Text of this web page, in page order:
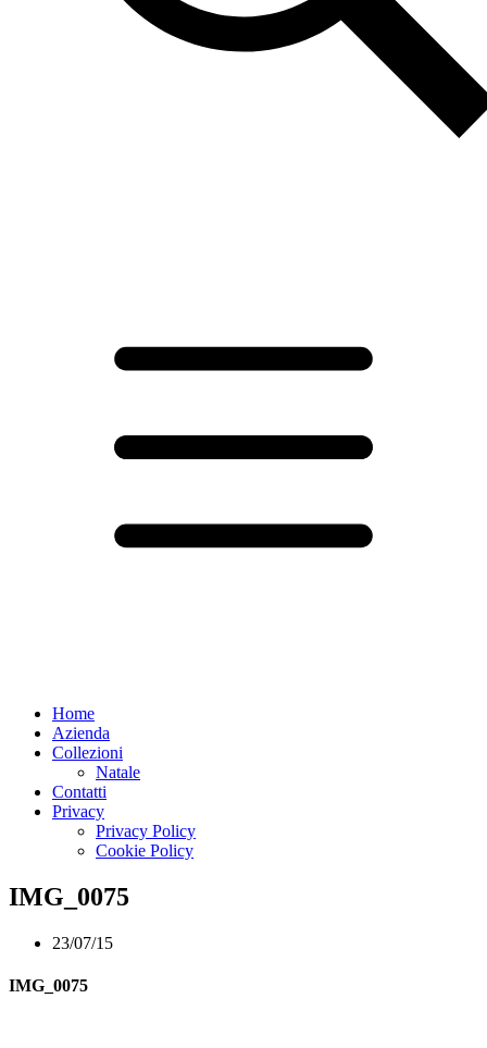
Home
Azienda
Collezioni
Natale
Contatti
Privacy
Privacy Policy
Cookie Policy
IMG_0075
23/07/15
IMG_0075